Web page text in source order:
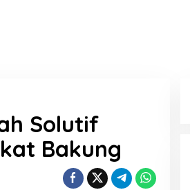
Solutif
Bakung